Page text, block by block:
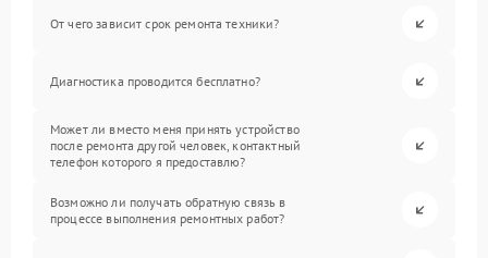
От чего зависит срок ремонта техники?
Диагностика проводится бесплатно?
Может ли вместо меня принять устройство
после ремонта другой человек, контактный
телефон которого я предоставлю?
Возможно ли получать обратную связь в
процессе выполнения ремонтных работ?